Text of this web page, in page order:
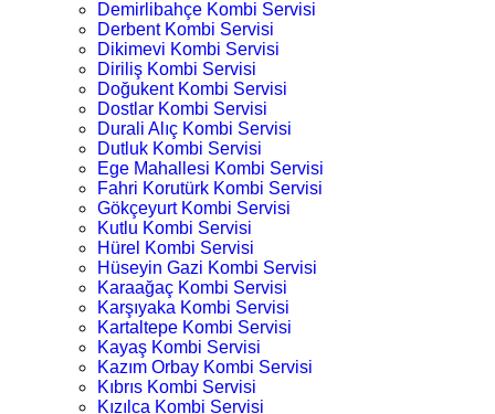
Demirlibahçe Kombi Servisi
Derbent Kombi Servisi
Dikimevi Kombi Servisi
Diriliş Kombi Servisi
Doğukent Kombi Servisi
Dostlar Kombi Servisi
Durali Alıç Kombi Servisi
Dutluk Kombi Servisi
Ege Mahallesi Kombi Servisi
Fahri Korutürk Kombi Servisi
Gökçeyurt Kombi Servisi
Kutlu Kombi Servisi
Hürel Kombi Servisi
Hüseyin Gazi Kombi Servisi
Karaağaç Kombi Servisi
Karşıyaka Kombi Servisi
Kartaltepe Kombi Servisi
Kayaş Kombi Servisi
Kazım Orbay Kombi Servisi
Kıbrıs Kombi Servisi
Kızılca Kombi Servisi